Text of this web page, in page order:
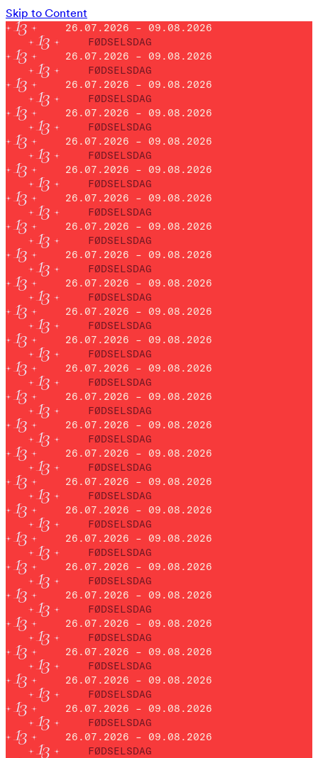
Skip to Content
26.07.2026 – 09.08.2026
FØDSELSDAG
26.07.2026 – 09.08.2026
FØDSELSDAG
26.07.2026 – 09.08.2026
FØDSELSDAG
26.07.2026 – 09.08.2026
FØDSELSDAG
26.07.2026 – 09.08.2026
FØDSELSDAG
26.07.2026 – 09.08.2026
FØDSELSDAG
26.07.2026 – 09.08.2026
FØDSELSDAG
26.07.2026 – 09.08.2026
FØDSELSDAG
26.07.2026 – 09.08.2026
FØDSELSDAG
26.07.2026 – 09.08.2026
FØDSELSDAG
26.07.2026 – 09.08.2026
FØDSELSDAG
26.07.2026 – 09.08.2026
FØDSELSDAG
26.07.2026 – 09.08.2026
FØDSELSDAG
26.07.2026 – 09.08.2026
FØDSELSDAG
26.07.2026 – 09.08.2026
FØDSELSDAG
26.07.2026 – 09.08.2026
FØDSELSDAG
26.07.2026 – 09.08.2026
FØDSELSDAG
26.07.2026 – 09.08.2026
FØDSELSDAG
26.07.2026 – 09.08.2026
FØDSELSDAG
26.07.2026 – 09.08.2026
FØDSELSDAG
26.07.2026 – 09.08.2026
FØDSELSDAG
26.07.2026 – 09.08.2026
FØDSELSDAG
26.07.2026 – 09.08.2026
FØDSELSDAG
26.07.2026 – 09.08.2026
FØDSELSDAG
26.07.2026 – 09.08.2026
FØDSELSDAG
26.07.2026 – 09.08.2026
FØDSELSDAG